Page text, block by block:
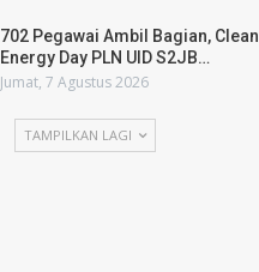
702 Pegawai Ambil Bagian, Clean
Energy Day PLN UID S2JB…
Jumat, 7 Agustus 2026
TAMPILKAN LAGI